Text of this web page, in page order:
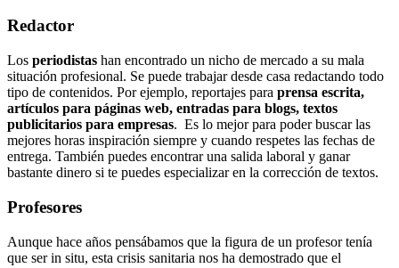
Redactor
Los periodistas han encontrado un nicho de mercado a su mala
situación profesional. Se puede trabajar desde casa redactando todo
tipo de contenidos. Por ejemplo, reportajes para prensa escrita,
artículos para páginas web, entradas para blogs, textos
publicitarios para empresas. Es lo mejor para poder buscar las
mejores horas inspiración siempre y cuando respetes las fechas de
entrega. También puedes encontrar una salida laboral y ganar
bastante dinero si te puedes especializar en la corrección de textos.
Profesores
Aunque hace años pensábamos que la figura de un profesor tenía
que ser in situ, esta crisis sanitaria nos ha demostrado que el